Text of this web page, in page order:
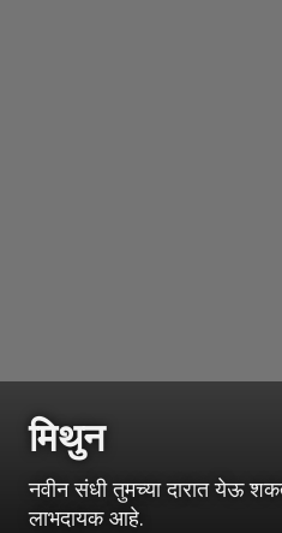
मिथुन
नवीन संधी तुमच्या दारात येऊ
लाभदायक आहे.